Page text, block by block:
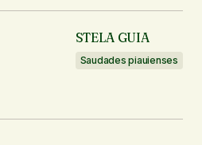
STELA GUIA
Saudades piauienses